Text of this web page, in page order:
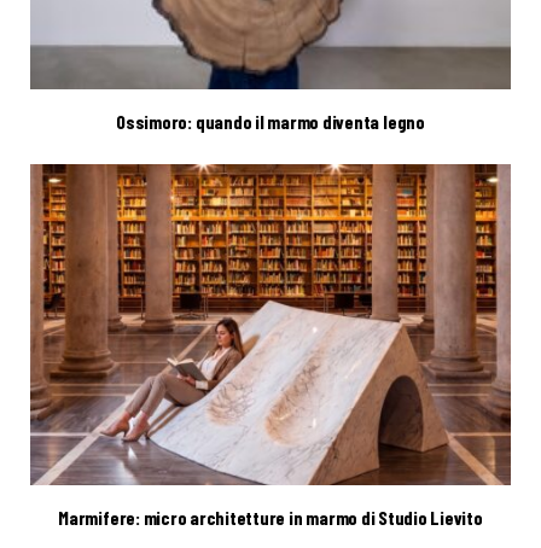
Ossimoro: quando il marmo diventa legno
Marmifere: micro architetture in marmo di Studio Lievito